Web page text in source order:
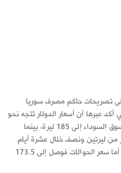
تصريحات حاكم مصرف سوريا
أكد عبرها أن أسعار الدولار تتجه نحو
الهبوط، حتى قفز في السوق السوداء إلى 185 ليرة، بينما
من ليرتين ونصف خلال عشرة أيام
ليصل إلى 157.30 ليرة، أما سعر الحوالات فوصل إلى 173.5